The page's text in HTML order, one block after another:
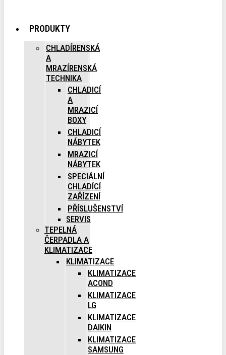
PRODUKTY
CHLADÍRENSKÁ
A
MRAZÍRENSKÁ
TECHNIKA
CHLADICÍ
A
MRAZICÍ
BOXY
CHLADICÍ
NÁBYTEK
MRAZICÍ
NÁBYTEK
SPECIÁLNÍ
CHLADÍCÍ
ZAŘÍZENÍ
PŘÍSLUŠENSTVÍ
SERVIS
TEPELNÁ
ČERPADLA A
KLIMATIZACE
KLIMATIZACE
KLIMATIZACE
ACOND
KLIMATIZACE
LG
KLIMATIZACE
DAIKIN
KLIMATIZACE
SAMSUNG